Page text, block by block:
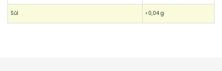
Sůl <0,04 g